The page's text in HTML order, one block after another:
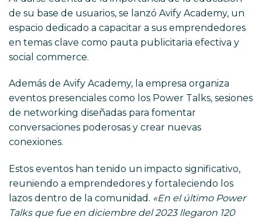
de su base de usuarios, se lanzó Avify Academy, un
espacio dedicado a capacitar a sus emprendedores
en temas clave como pauta publicitaria efectiva y
social commerce.
Además de Avify Academy, la empresa organiza
eventos presenciales como los Power Talks, sesiones
de networking diseñadas para fomentar
conversaciones poderosas y crear nuevas
conexiones.
Estos eventos han tenido un impacto significativo,
reuniendo a emprendedores y fortaleciendo los
lazos dentro de la comunidad. «En el último Power
Talks que fue en diciembre del 2023 llegaron 120